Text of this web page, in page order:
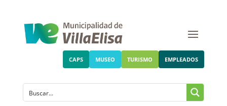
CAPS MUSEO TURISMO EMPLEADOS